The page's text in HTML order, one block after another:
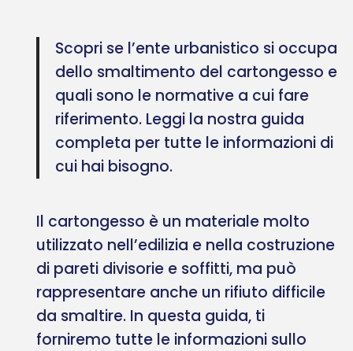
Scopri se l’ente urbanistico si occupa
dello smaltimento del cartongesso e
quali sono le normative a cui fare
riferimento. Leggi la nostra guida
completa per tutte le informazioni di
cui hai bisogno.
Il cartongesso è un materiale molto
utilizzato nell’edilizia e nella costruzione
di pareti divisorie e soffitti, ma può
rappresentare anche un rifiuto difficile
da smaltire. In questa guida, ti
forniremo tutte le informazioni sullo